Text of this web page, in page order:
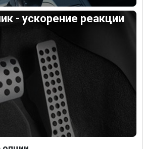
- ускорение реакции